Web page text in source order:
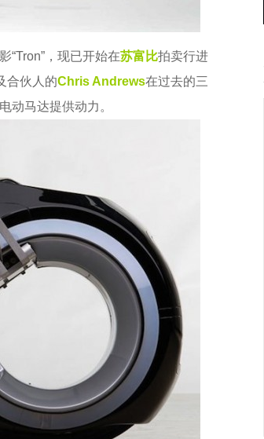
“Tron”，现已开始在苏富比拍卖行进
合伙人的Chris Andrews在过去的三
动马达提供动力。